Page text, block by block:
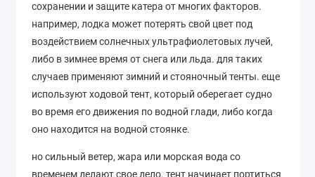
сохранении и защите катера от многих факторов.
например, лодка может потерять свой цвет под
воздействием солнечных ультрафиолетовых лучей,
либо в зимнее время от снега или льда. для таких
случаев применяют зимний и стояночный тенты. еще
используют ходовой тент, который оберегает судно
во время его движения по водной глади, либо когда
оно находится на водной стоянке.
но сильный ветер, жара или морская вода со
временем делают свое дело. тент начинает портиться